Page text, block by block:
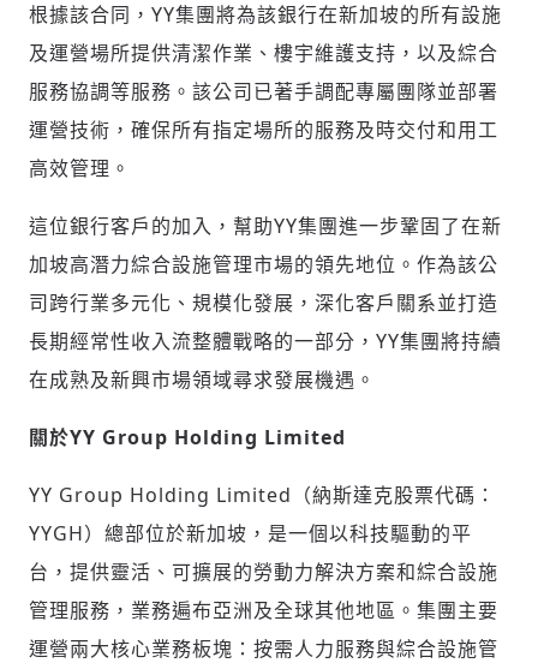
歡迎您加入《旭時報》
掌握國際政經脈動
輸入 Email 驗證碼
(十分鐘內有效)
根據該合同，YY集團將為該銀行在新加坡的所有設施
及運營場所提供清潔作業、樓宇維護支持，以及綜合
服務協調等服務。該公司已著手調配專屬團隊並部署
運營技術，確保所有指定場所的服務及時交付和用工
高效管理。
這位銀行客戶的加入，幫助YY集團進一步鞏固了在新
加坡高潛力綜合設施管理市場的領先地位。作為該公
司跨行業多元化、規模化發展，深化客戶關系並打造
長期經常性收入流整體戰略的一部分，YY集團將持續
在成熟及新興市場領域尋求發展機遇。
關於YY Group Holding Limited
YY Group Holding Limited（納斯達克股票代碼：
YYGH）總部位於新加坡，是一個以科技驅動的平
台，提供靈活、可擴展的勞動力解決方案和綜合設施
管理服務，業務遍布亞洲及全球其他地區。集團主要
運營兩大核心業務板塊：按需人力服務與綜合設施管